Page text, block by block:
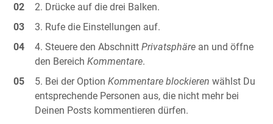
Drücke auf die drei Balken.
Rufe die Einstellungen auf.
Steuere den AbschnittPrivatsphäre an und öffne
den BereichKommentare.
Bei der OptionKommentare blockieren wählst Du
entsprechende Personen aus, die nicht mehr bei
Deinen Posts kommentieren dürfen.